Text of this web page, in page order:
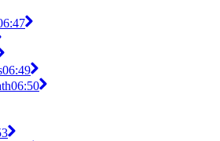
06:49
06:50